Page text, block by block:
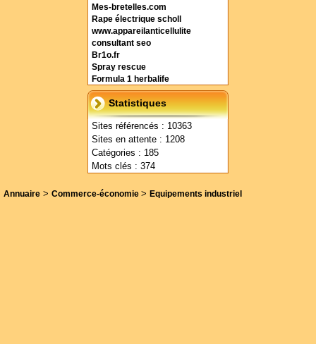
Mes-bretelles.com
Rape électrique scholl
www.appareilanticellulite
consultant seo
Br1o.fr
Spray rescue
Formula 1 herbalife
Statistiques
Sites référencés : 10363
Sites en attente : 1208
Catégories : 185
Mots clés : 374
Annuaire > Commerce-économie > Equipements industriel